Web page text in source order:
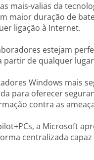
mais-valias da
maior duração de
ligação à Internet.
estejam
de qualquer
Windows mais
para oferecer
contra as
a Microsoft
centralizada